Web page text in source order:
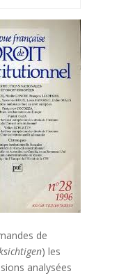
de
) les
analysées